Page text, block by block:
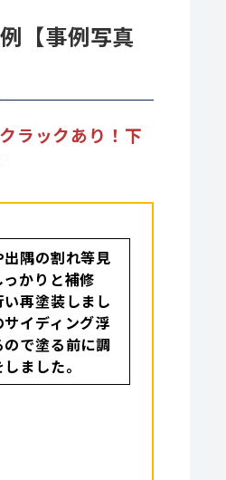
【事例写真
ラックあり！下
隅の割れ等見
かりと補修
再塗装しまし
イディング浮
で塗る前に調
ました。